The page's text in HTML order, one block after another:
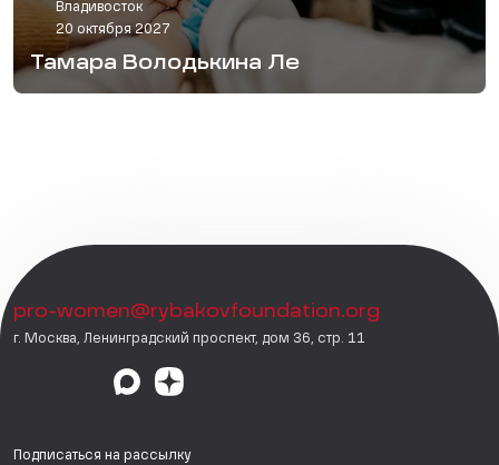
Владивосток
20 октября 2027
Тамара Володькина Ле
pro-women@rybakovfoundation.org
г. Москва, Ленинградский проспект, дом 36, стр. 11
Подписаться на рассылку